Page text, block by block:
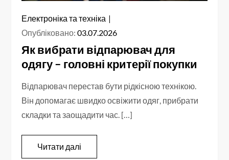
Електроніка та техніка
Опубліковано:03.07.2026
Як вибрати відпарювач для
одягу – головні критерії покупки
Відпарювач перестав бути рідкісною технікою.
Він допомагає швидко освіжити одяг, прибрати
складки та заощадити час. […]
Читати далі